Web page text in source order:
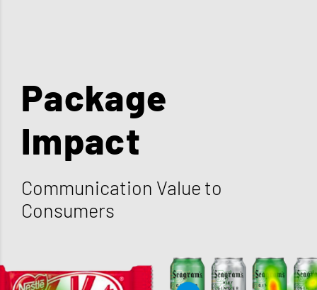
Package
Impact
Communication Value to
Consumers